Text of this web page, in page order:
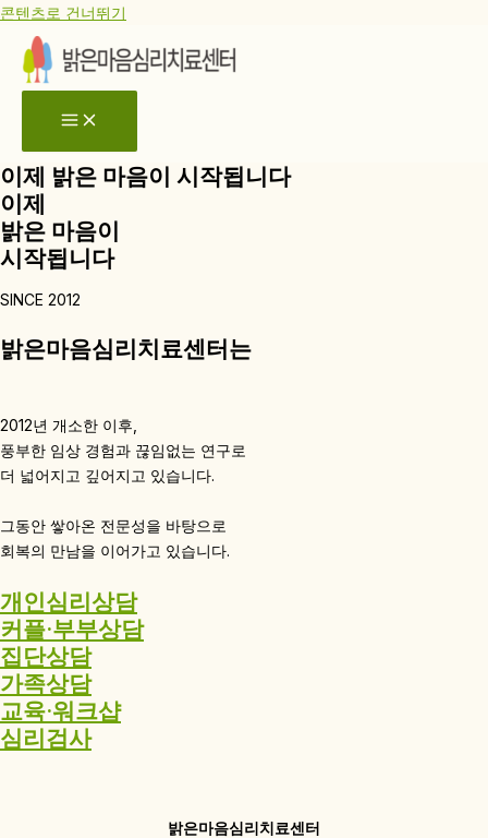
콘텐츠로 건너뛰기
이제 밝은 마음이 시작됩니다
이제
밝은 마음이
시작됩니다
SINCE 2012
밝은마음심리치료센터는
2012년 개소한 이후,
풍부한 임상 경험과 끊임없는 연구로
더 넓어지고 깊어지고 있습니다.
그동안 쌓아온 전문성을 바탕으로
회복의 만남을 이어가고 있습니다.
개인심리상담
커플·부부상담
집단상담
가족상담
교육·워크샵
심리검사
밝은마음심리치료센터